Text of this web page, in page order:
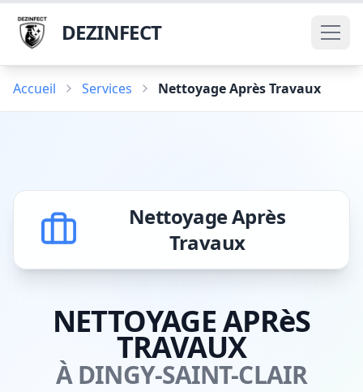
DEZINFECT
Accueil Services Nettoyage Après Travaux
Nettoyage Après
Travaux
NETTOYAGE APRèS
TRAVAUX
À DINGY-SAINT-CLAIR